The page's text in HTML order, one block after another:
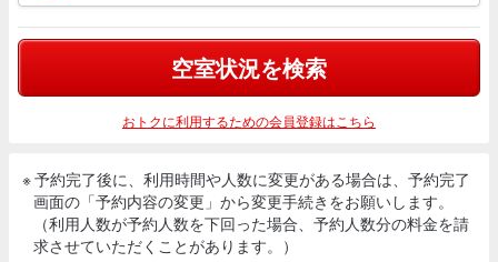
空室状況を検索
おトクに利用するための会員登録はこちら
※ 予約完了後に、利用時間や人数に変更がある場合は、予約完了
画面の「予約内容の変更」から変更手続きをお願いします。
（利用人数が予約人数を下回った場合、予約人数分の料金を請
求させていただくことがあります。）